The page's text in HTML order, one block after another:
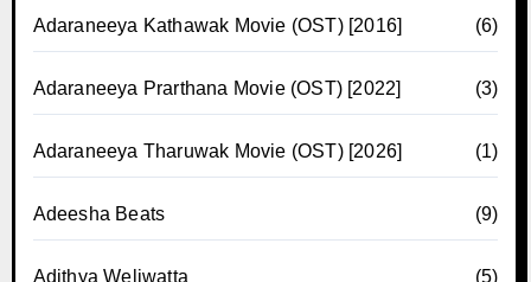
Adaraneeya Kathawak Movie (OST) [2016] (6)
Adaraneeya Prarthana Movie (OST) [2022] (3)
Adaraneeya Tharuwak Movie (OST) [2026] (1)
Adeesha Beats (9)
Adithya Weliwatta (5)